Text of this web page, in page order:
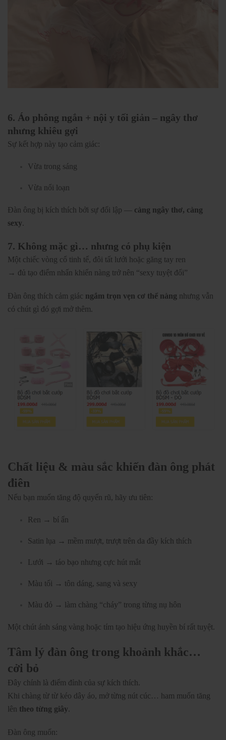
6. Áo phông ngắn + nội y tối giản – ngây thơ
nhưng khiêu gợi
Sự kết hợp này tạo cảm giác:
Vừa trong sáng
Vừa nổi loạn
Đàn ông bị kích thích bởi sự đối lập — càng ngây thơ, càng
sexy.
7. Không mặc gì… nhưng có phụ kiện
Một chiếc vòng cổ tinh tế, đôi tất lưới hoặc găng tay ren
→ đủ tạo điểm nhấn khiến nàng trở nên “sexy tuyệt đối”
Đàn ông thích cảm giác ngắm trọn vẹn cơ thể nàng nhưng vẫn
có chút gì đó gợi mở thêm.
Chất liệu & màu sắc khiến đàn ông phát
điên
Nếu bạn muốn tăng độ quyến rũ, hãy ưu tiên:
Ren → bí ẩn
Satin lụa → mềm mượt, trượt trên da đầy kích thích
Lưới → táo bạo nhưng cực hút mắt
Màu tối → tôn dáng, sang và sexy
Màu đỏ → làm chàng “cháy” trong từng nụ hôn
Một chút ánh sáng vàng hoặc tím tạo hiệu ứng huyền bí rất tuyệt.
Tâm lý đàn ông trong khoảnh khắc…
cởi bỏ
Đây chính là điểm đỉnh của sự kích thích.
Khi chàng từ từ kéo dây áo, mở từng nút cúc… ham muốn tăng
lên theo từng giây.
Đàn ông muốn: